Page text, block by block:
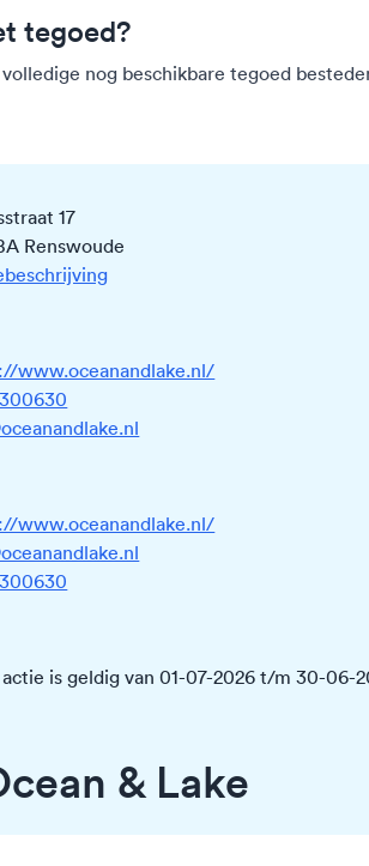
tegoed?
nog beschikbare tegoed
17
Renswoude
www.oceanandlake.nl/
www.oceanandlake.nl/
is geldig van 01-07-2026 t/m 30-06-
& Lake